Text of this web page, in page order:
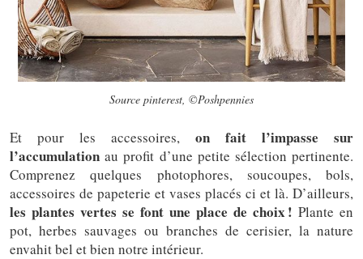
Source pinterest, ©Poshpennies
Et pour les accessoires, on fait l’impasse sur
l’accumulation au profit d’une petite sélection pertinente.
Comprenez quelques photophores, soucoupes, bols,
accessoires de papeterie et vases placés ci et là. D’ailleurs,
les plantes vertes se font une place de choix ! Plante en
pot, herbes sauvages ou branches de cerisier, la nature
envahit bel et bien notre intérieur.